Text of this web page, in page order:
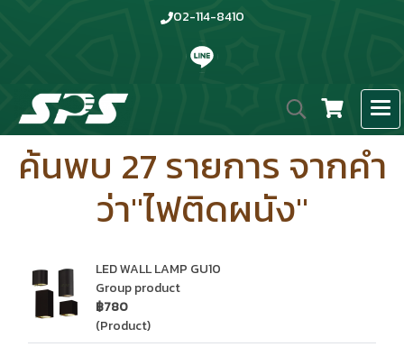
02-114-8410
ค้นพบ 27 รายการ จากคำ
ว่า"ไฟติดผนัง"
LED WALL LAMP GU10
Group product
฿780
(Product)